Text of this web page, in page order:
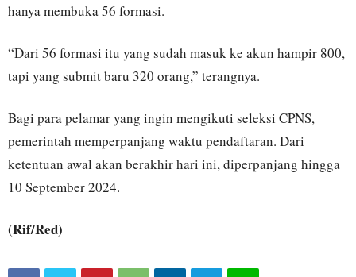
hanya membuka 56 formasi.
“Dari 56 formasi itu yang sudah masuk ke akun hampir 800,
tapi yang submit baru 320 orang,” terangnya.
Bagi para pelamar yang ingin mengikuti seleksi CPNS,
pemerintah memperpanjang waktu pendaftaran. Dari
ketentuan awal akan berakhir hari ini, diperpanjang hingga
10 September 2024.
(Rif/Red)